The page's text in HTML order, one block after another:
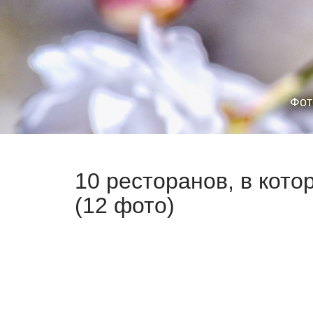
10 ресторанов, в
(12 фото)